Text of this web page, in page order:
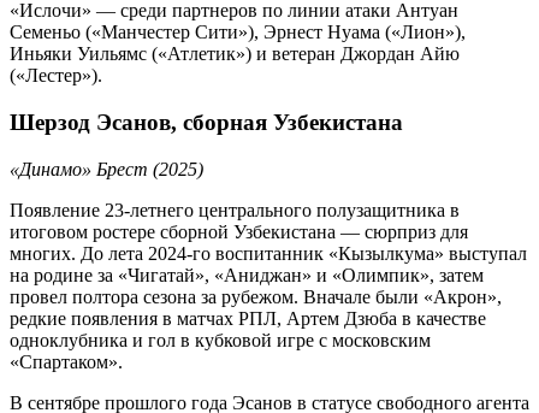
«Ислочи» — среди партнеров по линии атаки Антуан
Семеньо («Манчестер Сити»), Эрнест Нуама («Лион»),
Иньяки Уильямс («Атлетик») и ветеран Джордан Айю
(«Лестер»).
Шерзод Эсанов, сборная Узбекистана
«Динамо» Брест (2025)
Появление 23-летнего центрального полузащитника в
итоговом ростере сборной Узбекистана — сюрприз для
многих. До лета 2024-го воспитанник «Кызылкума» выступал
на родине за «Чигатай», «Аниджан» и «Олимпик», затем
провел полтора сезона за рубежом. Вначале были «Акрон»,
редкие появления в матчах РПЛ, Артем Дзюба в качестве
одноклубника и гол в кубковой игре с московским
«Спартаком».
В сентябре прошлого года Эсанов в статусе свободного агента